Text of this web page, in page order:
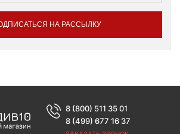
НА РАССЫЛКУ
8 (800) 511 35 01
8 (499) 677 16 37